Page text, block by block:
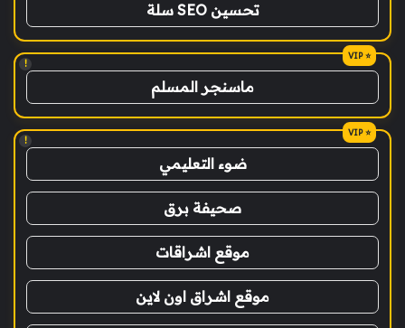
تحسين SEO سلة
!
ماسنجر المسلم
!
ضوء التعليمي
صحيفة برق
موقع اشراقات
موقع اشراق اون لاين